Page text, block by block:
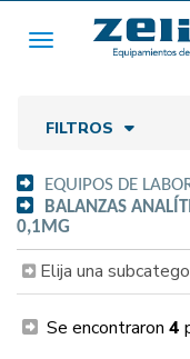
Toggle navigation
FILTROS
EQUIPOS DE
BALANZAS
0,1MG
Elija una
Se encontraron 4